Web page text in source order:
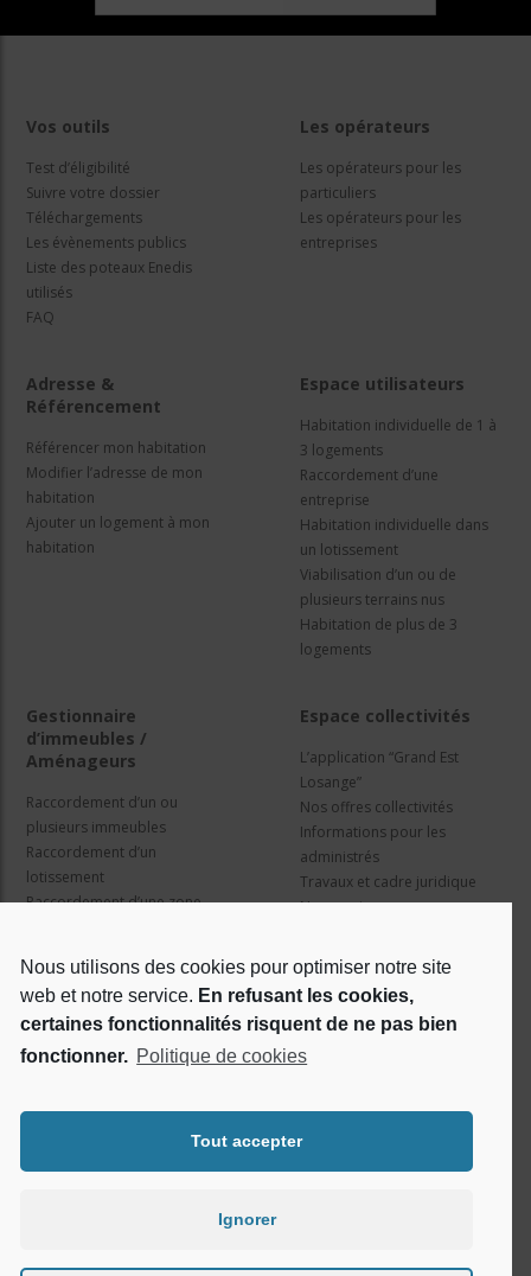
Nous utilisons des cookies pour optimiser notre site
web et notre service. En refusant les cookies,
certaines fonctionnalités risquent de ne pas bien
fonctionner. Politique de cookies
Tout accepter
Ignorer
Vos outils
Test d’éligibilité
Suivre votre dossier
Téléchargements
Les évènements publics
Liste des poteaux Enedis
utilisés
FAQ
Les opérateurs
Les opérateurs pour les
particuliers
Les opérateurs pour les
entreprises
Adresse &
Référencement
Référencer mon habitation
Modifier l’adresse de mon
habitation
Ajouter un logement à mon
habitation
Espace utilisateurs
Habitation individuelle de 1 à
3 logements
Raccordement d’une
entreprise
Habitation individuelle dans
un lotissement
Viabilisation d’un ou de
plusieurs terrains nus
Habitation de plus de 3
logements
Gestionnaire
d’immeubles /
Aménageurs
Raccordement d’un ou
plusieurs immeubles
Raccordement d’un
lotissement
Raccordement d’une zone
Espace collectivités
L’application “Grand Est
Losange”
Nos offres collectivités
Informations pour les
administrés
Travaux et cadre juridique
Nos services
Qui sommes nous ?
Le projet Losange
Réseaux sociaux